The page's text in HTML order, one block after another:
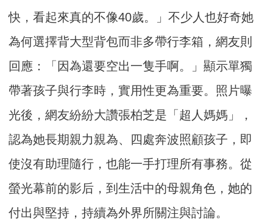
快，看起來真的不像40歲。」不少人也好奇她
為何選擇背大型背包而非多帶行李箱，網友則
回應：「因為還要空出一隻手啊。」顯示單獨
帶著孩子與行李時，實用性更為重要。照片曝
光後，網友紛紛大讚張柏芝是「超人媽媽」，
認為她長期親力親為、四處奔波照顧孩子，即
使沒有助理隨行，也能一手打理所有事務。從
螢光幕前的影后，到生活中的母親角色，她的
付出與堅持，持續為外界所關注與討論。